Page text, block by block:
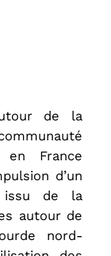
de la
en France
d’un
issu de la
autour de
nord-